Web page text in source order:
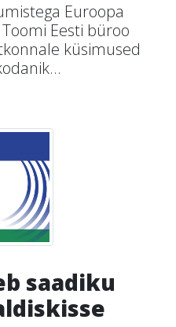
Euroopa
Eesti büroo
küsimused
saadiku